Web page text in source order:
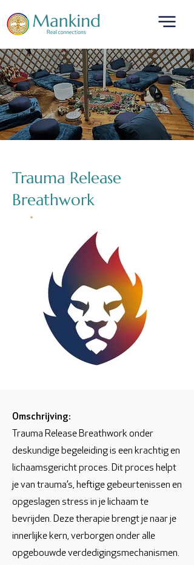
Trauma Release
Breathwork
Omschrijving:
Trauma Release Breathwork onder
deskundige begeleiding is een krachtig en
lichaamsgericht proces. Dit proces helpt
je van trauma’s, heftige gebeurtenissen en
opgeslagen stress in je lichaam te
bevrijden. Deze therapie brengt je naar je
innerlijke kern, verborgen onder alle
opgebouwde verdedigingsmechanismen.